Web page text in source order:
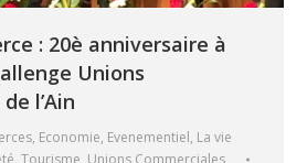
: 20è anniversaire à
Unions
l’Ain
, Economie, Evenementiel, La vie
, Tourisme, Unions Commerciales,